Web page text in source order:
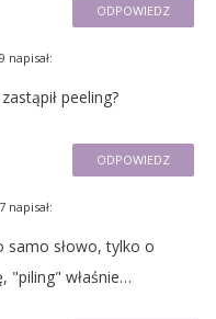
ODPOWIEDZ
napisał:
peeling?
ODPOWIEDZ
napisał:
samo słowo, tylko o
"piling" właśnie…